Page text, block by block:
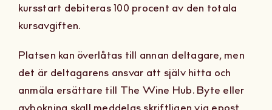
kursstart debiteras 100 procent av den totala
kursavgiften.
Platsen kan överlåtas till annan deltagare, men
det är deltagarens ansvar att själv hitta och
anmäla ersättare till The Wine Hub. Byte eller
avbokning skall meddelas skriftligen via epost